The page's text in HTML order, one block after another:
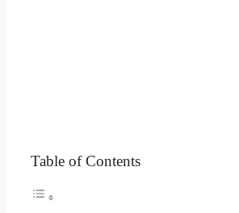
Table of Contents